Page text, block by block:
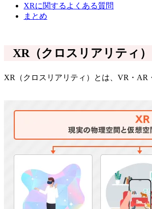
XRに関するよくある質問
まとめ
XR（クロスリアリティ
XR（クロスリアリティ）とは、VR・AR